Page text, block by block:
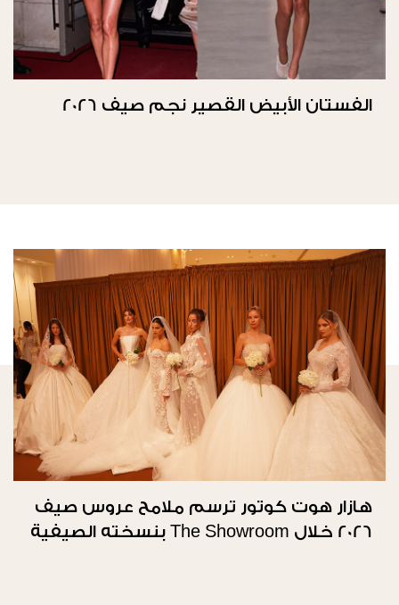
الفستان الأبيض القصير نجم صيف 2026
هازار هوت كوتور ترسم ملامح عروس صيف
2026 خلال The Showroom بنسخته الصيفية